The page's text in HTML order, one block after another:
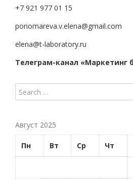
+7 921 977 01 15
ponomareva.v.elena@gmail.com
elena@t-laboratory.ru
Телеграм-канал «Маркетинг
Август 2025
Пн Вт Ср Чт